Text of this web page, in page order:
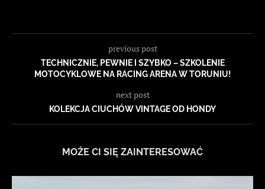
previous post
TECHNICZNIE, PEWNIE I SZYBKO – SZKOLENIE
MOTOCYKLOWE NA RACING ARENA W TORUNIU!
next post
KOLEKCJA CIUCHÓW VINTAGE OD HONDY
MOŻE CI SIĘ ZAINTERESOWAĆ